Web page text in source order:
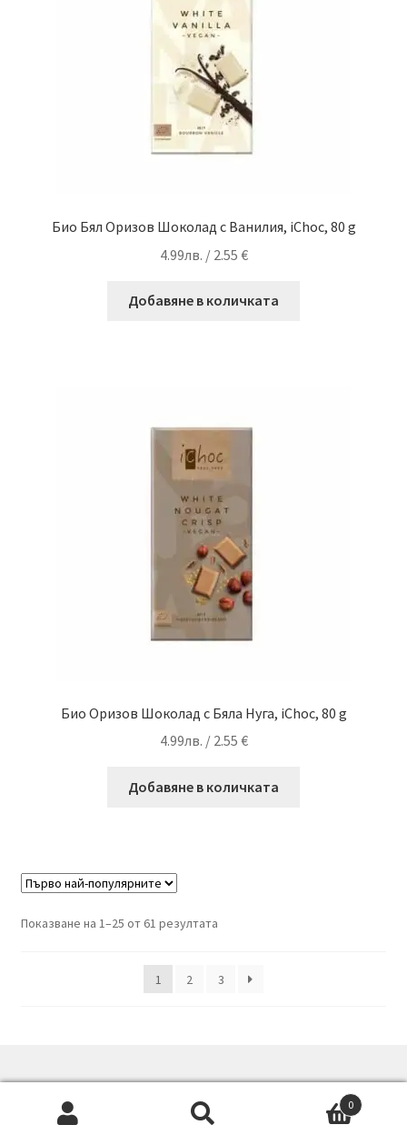
Био Бял Оризов Шоколад с Ванилия, iChoc, 80 g
4.99лв. / 2.55 €
Добавяне в количката
Био Оризов Шоколад с Бяла Нуга, iChoc, 80 g
4.99лв. / 2.55 €
Добавяне в количката
Показване на 1–25 от 61 резултатаSorted
1
2 3
© Bionaslada 2026
Търсене
Търсене
0